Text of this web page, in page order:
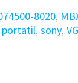
8020,
portatil, sony,